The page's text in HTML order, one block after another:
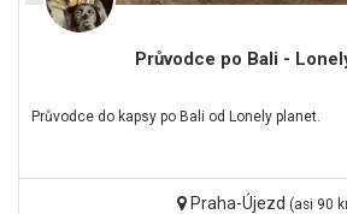
Průvodce po Bali -
Průvodce do kapsy po Bali od Lonely planet.
Praha-Újezd (asi 90